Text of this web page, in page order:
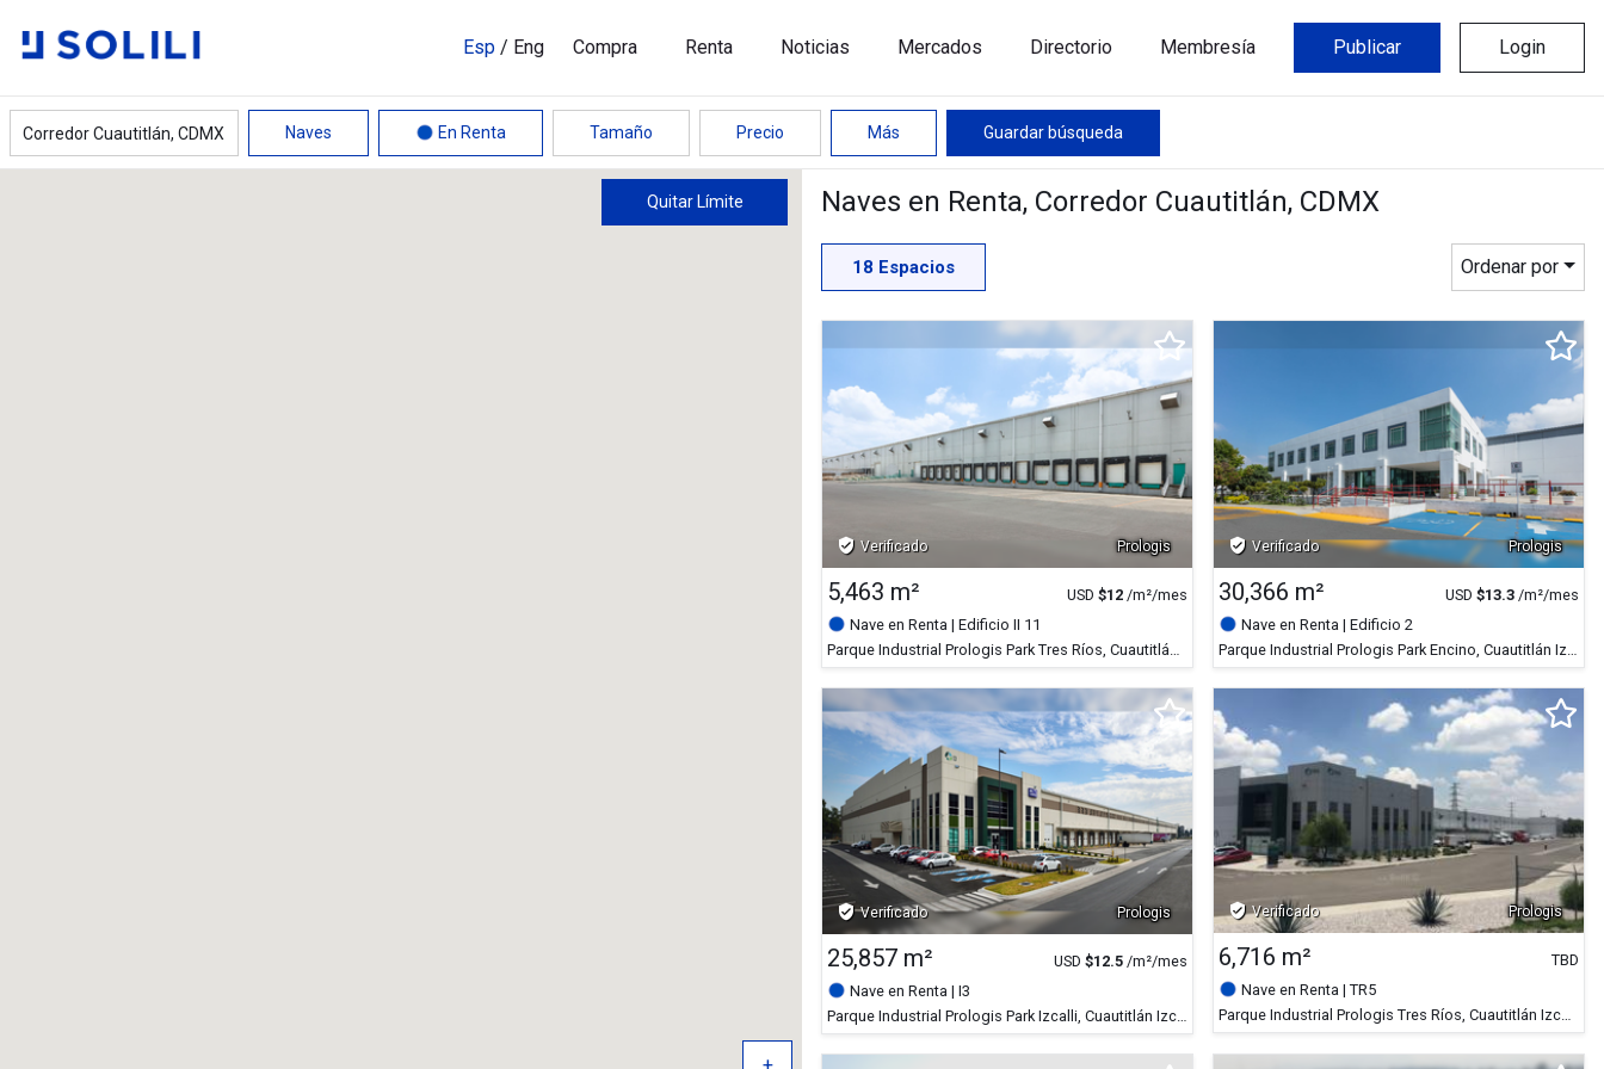
Esp / Eng Compra Renta Noticias Mercados Directorio Membresía Publicar Login
Naves En Renta Tamaño Precio Más Guardar búsqueda
30,366 m²
Quitar Límite Naves en Renta, Corredor Cuautitlán, CDMX
18 Espacios Ordenar por
Prologis
verified_user Verificado
5,463 m² USD $12 /m²/mes
Nave en Renta | Edificio II 11
Prologis
verified_user Verificado
30,366 m² USD $13.3 /m²/mes
Nave en Renta | Edificio 2
Prologis
verified_user Verificado
25,857 m² USD $12.5 /m²/mes
Nave en Renta | I3
Parque Industrial Prologis Park Izcalli, Cuautitlán Izcalli, Estado de México
Prologis
verified_user Verificado
6,716 m²
TBD
Nave en Renta | TR5
Parque Industrial Prologis Tres Ríos, Cuautitlán Izcalli, Estado de México